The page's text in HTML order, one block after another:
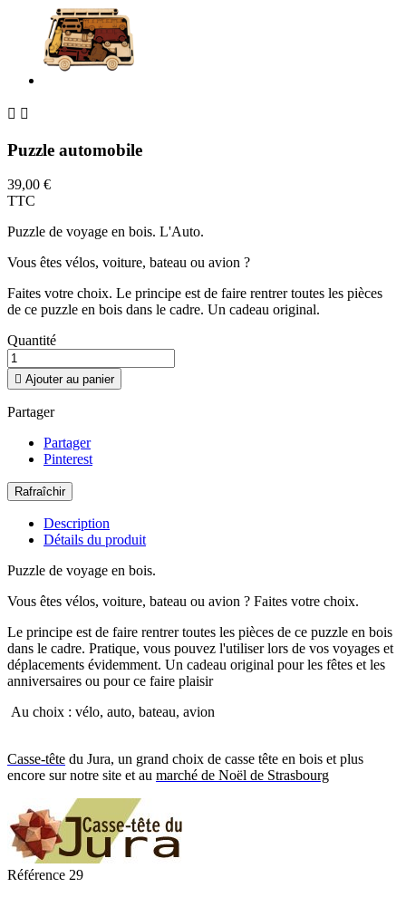
 
Puzzle automobile
39,00 €
TTC
Puzzle de voyage en bois. L'Auto.
Vous êtes vélos, voiture, bateau ou avion ?
Faites votre choix. Le principe est de faire rentrer toutes les pièces
de ce puzzle en bois dans le cadre. Un cadeau original.
Quantité
 Ajouter au panier
Partager
Partager
Pinterest
Description
Détails du produit
Puzzle de voyage en bois.
Vous êtes vélos, voiture, bateau ou avion ? Faites votre choix.
Le principe est de faire rentrer toutes les pièces de ce puzzle en bois
dans le cadre. Pratique, vous pouvez l'utiliser lors de vos voyages et
déplacements évidemment. Un cadeau original pour les fêtes et les
anniversaires ou pour ce faire plaisir
Au choix : vélo, auto, bateau, avion
Casse-tête du Jura, un grand choix de casse tête en bois et plus
encore sur notre site et au marché de Noël de Strasbourg
Référence 29